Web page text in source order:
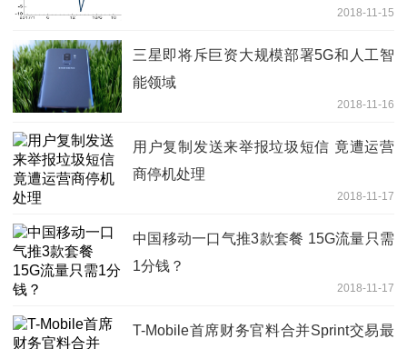
2018-11-15
三星即将斥巨资大规模部署5G和人工智
能领域
2018-11-16
用户复制发送来举报垃圾短信 竟遭运营
商停机处理
2018-11-17
中国移动一口气推3款套餐 15G流量只需
1分钱？
2018-11-17
T-Mobile首席财务官料合并Sprint交易最